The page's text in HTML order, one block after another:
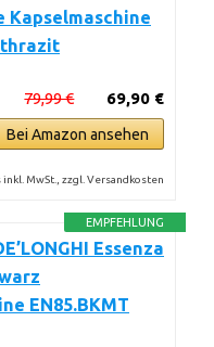
Kapselmaschine
69,90 €
79,99 €
Bei Amazon ansehen
inkl. MwSt., zzgl. Versandkosten
EMPFEHLUNG
Essenza
EN85.BKMT